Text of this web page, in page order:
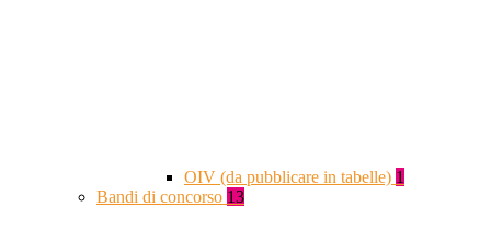
OIV (da pubblicare in tabelle) 1
Bandi di concorso 13